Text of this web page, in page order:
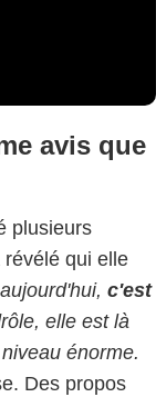
avis que
plusieurs
révélé qui elle
c'est
elle est là
énorme.
Des propos